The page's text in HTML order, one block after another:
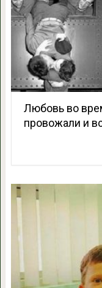
Любовь во
провожали и